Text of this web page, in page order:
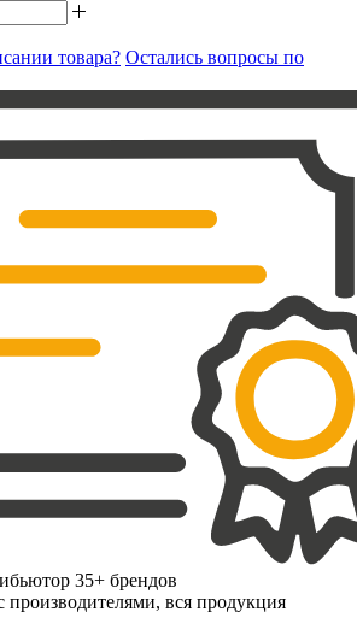
товара? Остались вопросы по
35+ брендов
вся продукция